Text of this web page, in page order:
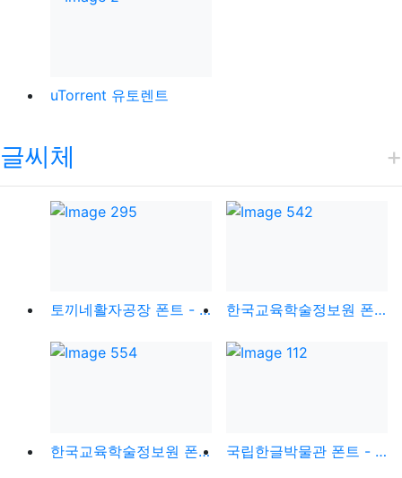
uTorrent 유토렌트
글씨체
토끼네활자공장 폰트 - HS봄바람체 3.0 한국교육학술정보원 폰트 - 학교안심 운동장
한국교육학술정보원 폰트 - 학교안심 몽글몽글 국립한글박물관 폰트 - 덕온공주옛체